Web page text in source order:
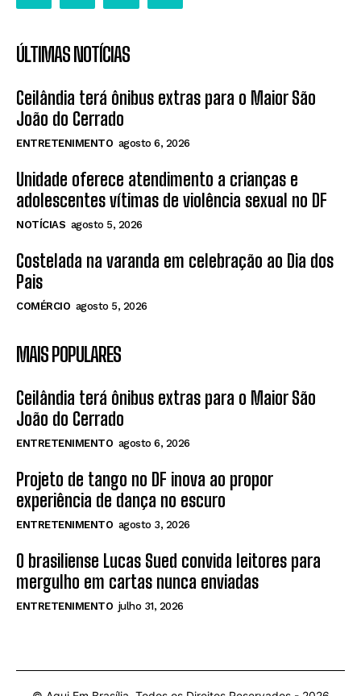
ÚLTIMAS NOTÍCIAS
Ceilândia terá ônibus extras para o Maior São
João do Cerrado
ENTRETENIMENTO agosto 6, 2026
Unidade oferece atendimento a crianças e
adolescentes vítimas de violência sexual no DF
NOTÍCIAS agosto 5, 2026
Costelada na varanda em celebração ao Dia dos
Pais
COMÉRCIO agosto 5, 2026
MAIS POPULARES
Ceilândia terá ônibus extras para o Maior São
João do Cerrado
ENTRETENIMENTO agosto 6, 2026
Projeto de tango no DF inova ao propor
experiência de dança no escuro
ENTRETENIMENTO agosto 3, 2026
O brasiliense Lucas Sued convida leitores para
mergulho em cartas nunca enviadas
ENTRETENIMENTO julho 31, 2026